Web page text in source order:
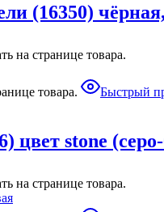
(16350)
на странице товара.
товара.
Быстрый
цвет stone
на странице товара.